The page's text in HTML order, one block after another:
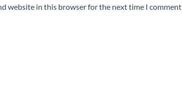
website in this browser for the next time I comment.